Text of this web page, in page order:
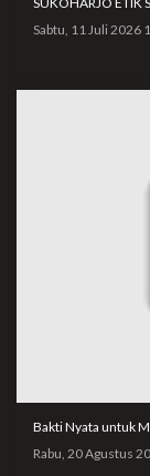
Sabtu, 11 Juli 2026
Bakti Nyata untuk
Rabu, 20 Agustus